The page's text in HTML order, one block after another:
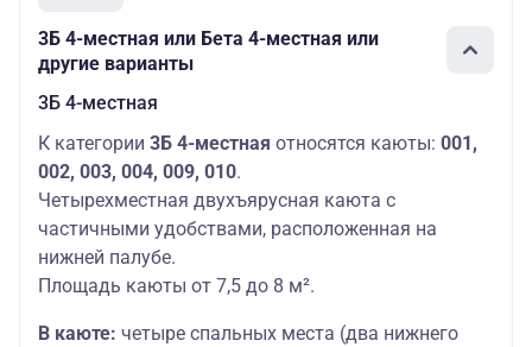
3Б 4-местная или Бета 4-местная или
другие варианты
3Б 4-местная
К категории 3Б 4-местная относятся каюты: 001,
002, 003, 004, 009, 010.
Четырехместная двухъярусная каюта с
частичными удобствами, расположенная на
нижней палубе.
Площадь каюты от 7,5 до 8 м².
В каюте: четыре спальных места (два нижнего